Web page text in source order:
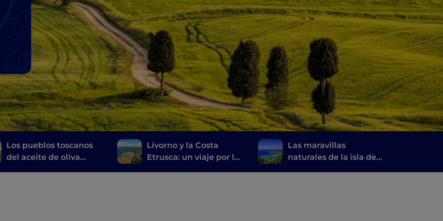
Los pueblos toscanos
del aceite de oliva
Livorno y la Costa
Etrusca: un viaje por la
Las maravillas
naturales de la isla de